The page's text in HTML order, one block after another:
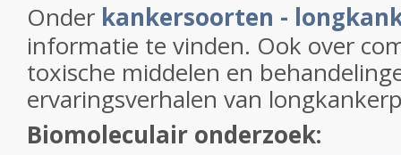
Onder kankersoorten -
informatie te vinden. Ook over
toxische middelen en
ervaringsverhalen van
Biomoleculair onderzoek: